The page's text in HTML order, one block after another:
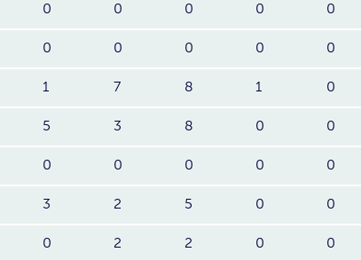
0 0 0 0 0
0 0 0 0 0
1 7 8 1 0
5 3 8 0 0
0 0 0 0 0
3 2 5 0 0
0 2 2 0 0